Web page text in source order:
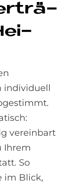
individuell
vereinbart
Ihrem
So
im Blick,